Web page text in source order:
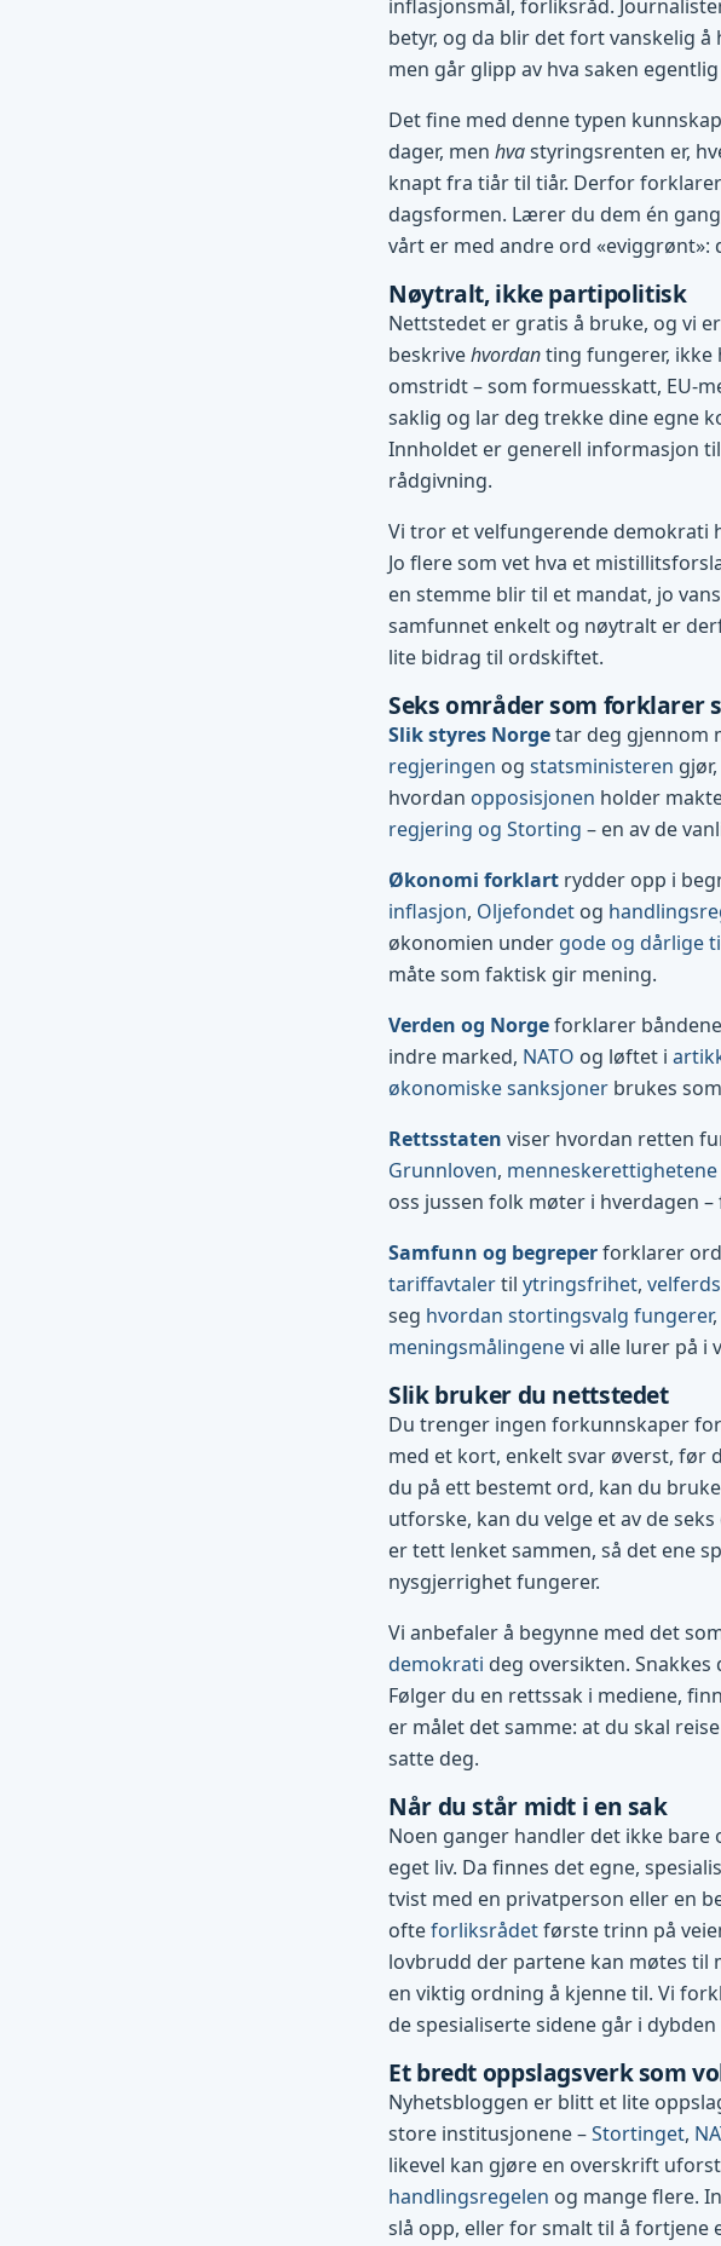
inflasjonsmål, forliksråd.
betyr, og da blir det fort vanskelig
men går glipp av hva saken
Det fine med denne typen
dager, menhvastyringsrenten er,
knapt fra tiår til tiår. Derfor
dagsformen. Lærer du dem én
vårt er med andre ord «eviggrønt»:
Nøytralt, ikke partipolitisk
Nettstedet er gratis å bruke, og vi
beskrivehvordanting fungerer, ikke
omstridt – som formuesskatt, EU-
saklig og lar deg trekke dine egne
Innholdet er generell informasjon
rådgivning.
Vi tror et velfungerende demokrati
Jo flere som vet hva et
en stemme blir til et mandat, jo
samfunnet enkelt og nøytralt er
lite bidrag til ordskiftet.
Seks områder som forklarer
Slik styres Norgetar deg gjennom
regjeringen ogstatsministeren gjør,
hvordan opposisjonen holder
regjering og Storting – en av de
Økonomi forklart rydder opp i
inflasjon, Oljefondet og
økonomien under gode og dårlige
måte som faktisk gir mening.
Verden og Norgeforklarer
indre marked, NATO og løftet i
økonomiske sanksjoner brukes
Rettsstaten viser hvordan retten
Grunnloven, menneskerettighetene
oss jussen folk møter i hverdagen –
Samfunn og begreperforklarer
tariffavtalertilytringsfrihet,
seg hvordan stortingsvalg fungerer
meningsmålingenevi alle lurer på i
Slik bruker du nettstedet
Du trenger ingen forkunnskaper
med et kort, enkelt svar øverst, før
du på ett bestemt ord, kan du
utforske, kan du velge et av de
er tett lenket sammen, så det ene
nysgjerrighet fungerer.
Vi anbefaler å begynne med det
demokrati deg oversikten.
Følger du en rettssak i mediene,
er målet det samme: at du skal
satte deg.
Når du står midt i en sak
Noen ganger handler det ikke
eget liv. Da finnes det egne,
tvist med en privatperson eller en
ofteforliksrådetførste trinn på
lovbrudd der partene kan møtes
en viktig ordning å kjenne til. Vi
de spesialiserte sidene går i
Et bredt oppslagsverk som
Nyhetsbloggen er blitt et lite
store institusjonene –Stortinget,
likevel kan gjøre en overskrift
handlingsregelen og mange flere.
slå opp, eller for smalt til å fortjene